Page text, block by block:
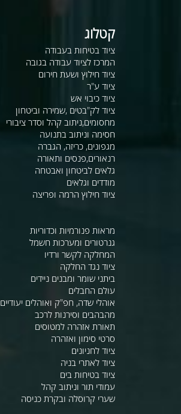
קטלוג
ציוד בטיחות בעבודה
המרכז לציוד עבודה בגובה
ציוד חילוץ ושעת חירום
ציוד ע"ר
ציוד כיבוי אש
ציוד לק"בטים ,שמירה וביטחון
מחסומים,ניתוב קהל וסדר ציבורי
חסימה וניתוב בתנועה
מגפונים, כריזה, הגברה
רנאורים,פנסים ותאורה
גלאים לביטחון ואבטחה
מודדים וגלאים
ציוד חילוץ הרמה ופריצה
מראות פנורמיות וכדוריות
גנרטורים ומערכות חשמל
המחלקה לקשר ורדיו
ציוד נגד החלקה
ביתני שומר ומבנים ניידים
עולם החבלים
אוהלי שדה, חפ"ק ואוהלים יעודיים
מהבהבים וסירנות לרכב
תאורת אזהרה למטוסים
סרטי סימון ואזהרה
ציוד לחניונים
ציוד לאתרי בניה
ציוד בטיחות בים
עמודי תור וניתוב קהל
שערי קרוסלה ובקרת כניסה